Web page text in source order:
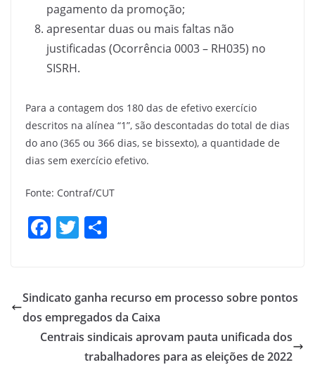
pagamento da promoção;
apresentar duas ou mais faltas não
justificadas (Ocorrência 0003 – RH035) no
SISRH.
Para a contagem dos 180 das de efetivo exercício
descritos na alínea “1”, são descontadas do total de dias
do ano (365 ou 366 dias, se bissexto), a quantidade de
dias sem exercício efetivo.
Fonte: Contraf/CUT
F
e
b
o
T
er e
Sindicato ganha recurso em processo sobre pontos
dos empregados da Caixa
Centrais sindicais aprovam pauta unificada dos
trabalhadores para as eleições de 2022